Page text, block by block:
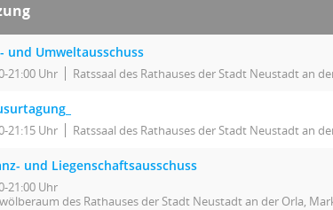
und Umweltausschuss
21:00 Uhr Ratssaal des Rathauses der Stadt Neustadt an
21:15 Uhr Ratssaal des Rathauses der Stadt Neustadt an
und Liegenschaftsausschuss
21:00 Uhr
des Rathauses der Stadt Neustadt an der Orla,